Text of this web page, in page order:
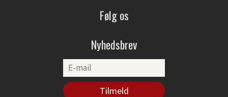
Følg os
Nyhedsbrev